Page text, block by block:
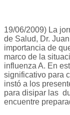
19/06/2009) La
de Salud, Dr.
importancia de
marco de la
influenza A. En
significativo para
instó a los
para disipar las
encuentre